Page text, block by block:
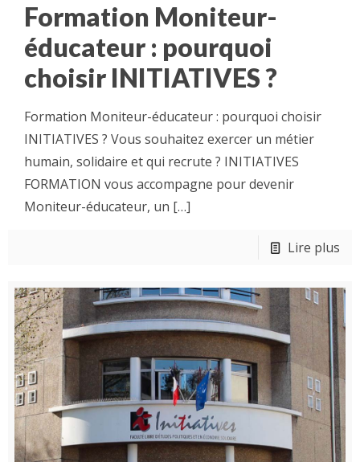
Formation Moniteur-
éducateur : pourquoi
choisir INITIATIVES ?
Formation Moniteur-éducateur : pourquoi choisir
INITIATIVES ? Vous souhaitez exercer un métier
humain, solidaire et qui recrute ? INITIATIVES
FORMATION vous accompagne pour devenir
Moniteur-éducateur, un […]
Lire plus